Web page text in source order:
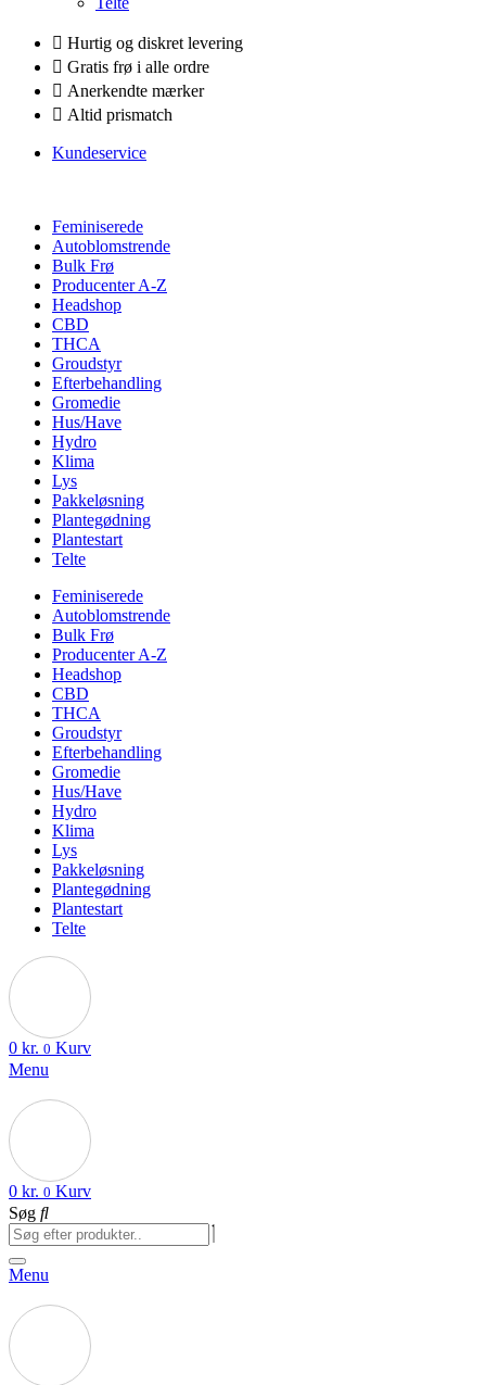
Hurtig og diskret levering
Gratis frø i alle ordre
Anerkendte mærker
Altid prismatch
Kundeservice
Feminiserede
Autoblomstrende
Bulk Frø
Producenter A-Z
Headshop
CBD
THCA
Groudstyr
Efterbehandling
Gromedie
Hus/Have
Hydro
Klima
Lys
Pakkeløsning
Plantegødning
Plantestart
Telte
Feminiserede
Autoblomstrende
Bulk Frø
Producenter A-Z
Headshop
CBD
THCA
Groudstyr
Efterbehandling
Gromedie
Hus/Have
Hydro
Klima
Lys
Pakkeløsning
Plantegødning
Plantestart
Telte
0 kr. 0 Kurv
Menu
0 kr. 0 Kurv
Søg
Menu